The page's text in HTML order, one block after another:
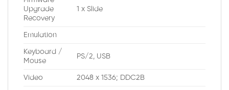
Upgrade
Recovery
1 x Slide
Emulation
Keyboard /
Mouse
PS/2, USB
Video 2048 x 1536; DDC2B